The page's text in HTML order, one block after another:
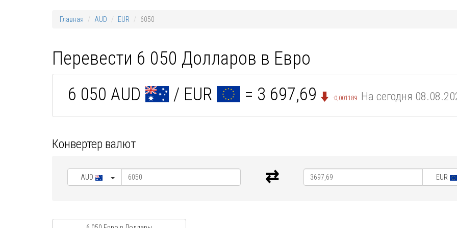
Главная AUD EUR 6050
Перевести 6 050 Долларов в Евро
6 050 AUD / EUR = 3 697,69 -0,001189 На сегодня
Конвертер валют
AUD EUR